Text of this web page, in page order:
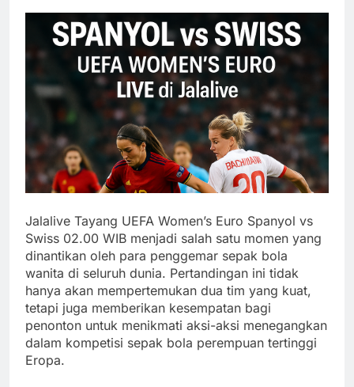
Jalalive Tayang UEFA Women’s Euro Spanyol vs
Swiss 02.00 WIB menjadi salah satu momen yang
dinantikan oleh para penggemar sepak bola
wanita di seluruh dunia. Pertandingan ini tidak
hanya akan mempertemukan dua tim yang kuat,
tetapi juga memberikan kesempatan bagi
penonton untuk menikmati aksi-aksi menegangkan
dalam kompetisi sepak bola perempuan tertinggi
Eropa.